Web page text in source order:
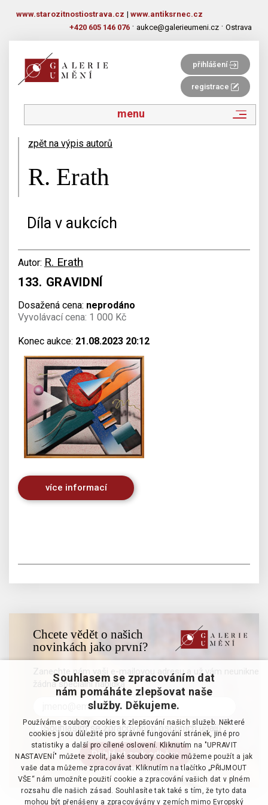
www.starozitnostiostrava.cz | www.antiksrnec.cz
+420 605 146 076 · aukce@galerieumeni.cz · Ostrava
přihlášení
registrace
menu
zpět na výpis autorů
R. Erath
Díla v aukcích
Autor: R. Erath
133. GRAVIDNÍ
Dosažená cena: neprodáno
Vyvolávací cena: 1 000 Kč
Konec aukce: 21.08.2023 20:12
více informací
Chcete vědět o našich
novinkách jako první?
Zanechte nám vaši e-mailovou adresu a už vám neunikne
žádná speciální nabídka
Souhlasím se zpracováním osobních údajů
Souhlasem se zpracováním dat
nám pomáháte zlepšovat naše
služby. Děkujeme.
Používáme soubory cookies k zlepšování našich služeb. Některé
cookies jsou důležité pro správné fungování stránek, jiné pro
statistiky a další pro cílené oslovení. Kliknutím na "UPRAVIT
NASTAVENÍ" můžete zvolit, jaké soubory cookie můžeme použít a jak
vaše data můžeme zpracovávat. Kliknutím na tlačítko „PŘIJMOUT
VŠE“ nám umožníte použití cookie a zpracování vašich dat v plném
rozsahu dle našich zásad. Souhlasíte tak také s tím, že tyto data
mohou být přenášeny a zpracovávány v zemích mimo Evropský